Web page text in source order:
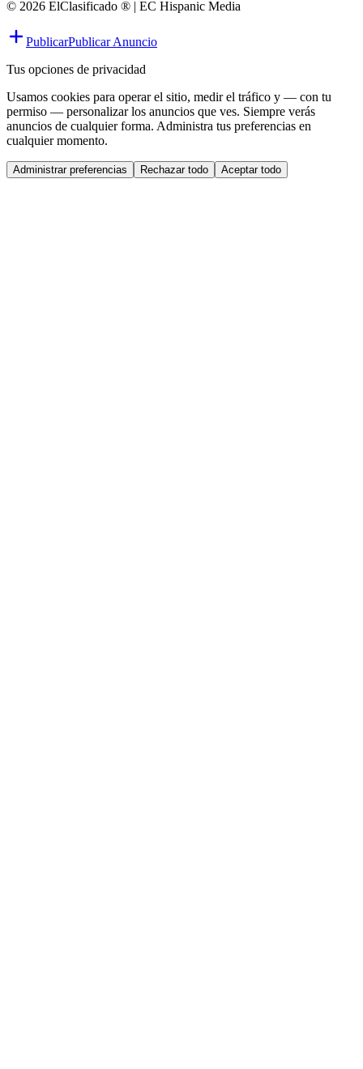
© 2026 ElClasificado ® | EC Hispanic Media
PublicarPublicar Anuncio
Tus opciones de privacidad
Usamos cookies para operar el sitio, medir el tráfico y — con tu
permiso — personalizar los anuncios que ves. Siempre verás
anuncios de cualquier forma. Administra tus preferencias en
cualquier momento.
Administrar preferencias Rechazar todo Aceptar todo